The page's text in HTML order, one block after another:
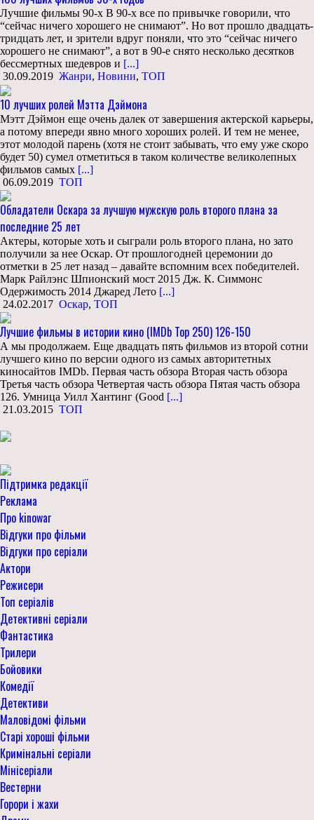
Лучшие фильмы 90-х В 90-х все по привычке говорили, что
“сейчас ничего хорошего не снимают”. Но вот прошло двадцать-
тридцать лет, и зрители вдруг поняли, что это “сейчас ничего
хорошего не снимают”, а вот в 90-е снято несколько десятков
бессмертных шедевров и [...]
30.09.2019 Жанри, Новини, ТОП
10 лучших ролей Мэтта Дэймона
Мэтт Дэймон еще очень далек от завершения актерской карьеры,
а потому впереди явно много хороших ролей. И тем не менее,
этот молодой парень (хотя не стоит забывать, что ему уже скоро
будет 50) сумел отметиться в таком количестве великолепных
фильмов самых [...]
06.09.2019 ТОП
Обладатели Оскара за лучшую мужскую роль второго плана за
последние 25 лет
Актеры, которые хоть и сыграли роль второго плана, но зато
получили за нее Оскар. От прошлогодней церемонии до
отметки в 25 лет назад – давайте вспомним всех победителей.
Марк Райлэнс Шпионский мост 2015 Дж. К. Симмонс
Одержимость 2014 Джаред Лето [...]
24.02.2017 Оскар, ТОП
Лучшие фильмы в истории кино (IMDb Top 250) 126-150
А мы продолжаем. Еще двадцать пять фильмов из второй сотни
лучшего кино по версии одного из самых авторитетных
киносайтов IMDb. Первая часть обзора Вторая часть обзора
Третья часть обзора Четвертая часть обзора Пятая часть обзора
126. Умница Уилл Хантинг (Good [...]
21.03.2015 ТОП
Підтримка редакції
Реклама
Про kinowar
Відгуки про фільми
Відгуки про серіали
Актори
Режисери
Топ серіалів
Детективні серіали
Фантастика
Трилери
Бойовики
Комедії
Детективи
Маловідомі фільми
Старі хороші фільми
Кримінальні серіали
Мінісеріали
Вестерни
Горори і жахи